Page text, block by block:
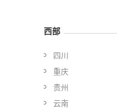
西部
四川
重庆
贵州
云南